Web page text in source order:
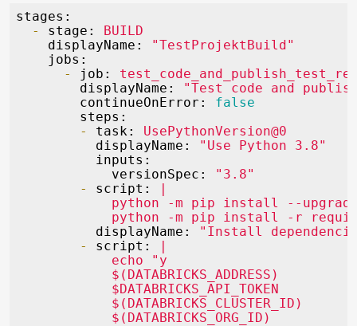
stages:
-
stage:
BUILD
displayName:
"TestProjektBuild"
jobs:
-
job:
displayName:
"Test code and
continueOnError:
false
steps:
-
task:
UsePythonVersion@0
displayName:
"Use Python 3.8"
inputs:
versionSpec:
"3.8"
-
script:
|
python -m pip install --
displayName:
"Install
-
script:
|
            echo "y
            $(DATABRICKS_ADDRESS)
            $DATABRICKS_API_TOKEN
            $(DATABRICKS_CLUSTER_ID)
            $(DATABRICKS_ORG_ID)